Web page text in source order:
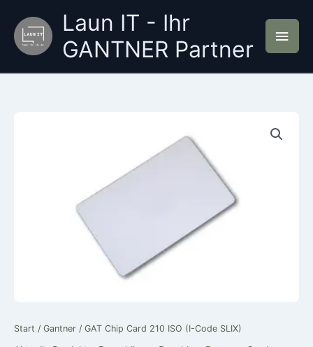
Inhalt
springen
Laun IT - Ihr
GANTNER Partner
Start / Gantner / GAT Chip Card 210 ISO (I-Code SLIX)